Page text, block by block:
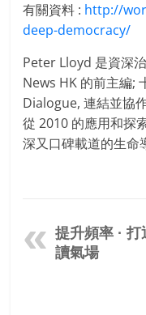
有關資料 : http://
deep-democracy/
Peter Lloyd 是資深
News HK 的前主編;
Dialogue, 連結並協
從 2010 的應用和探
深又口碑載道的生命
提升頻率 · 打
讀氣場